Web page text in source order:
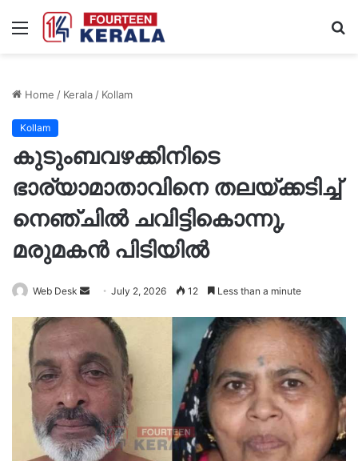
Menu
Home / Kerala/ Kollam
Kollam
കുടുംബവഴക്കിനിടെ
ഭാര്യാമാതാവിനെ തലയ്ക്കടിച്ച്
നെഞ്ചിൽ ചവിട്ടികൊന്നു,
മരുമകൻ പിടിയിൽ
Web Desk
Send
email
July 2, 2026 12 Less than a minute